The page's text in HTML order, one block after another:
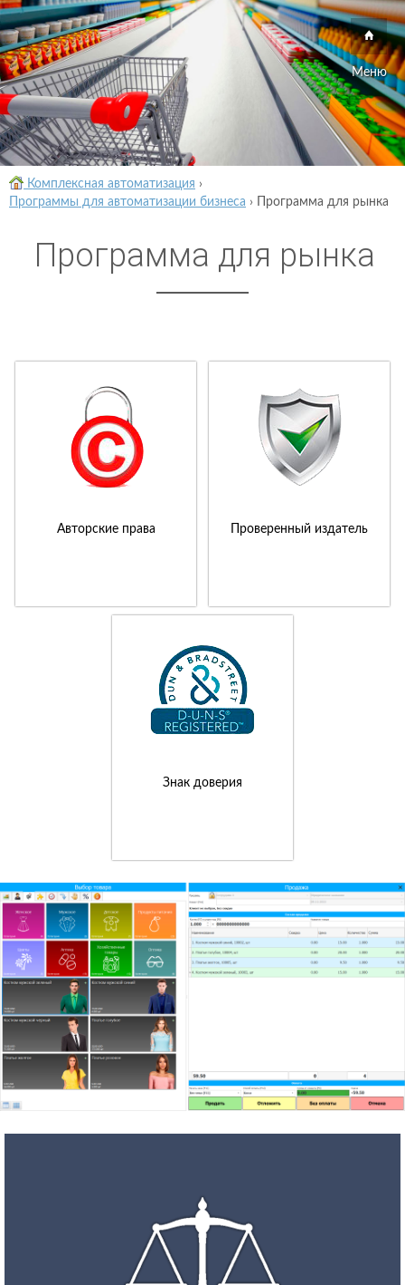
Меню
Комплексная автоматизация ›
Программы для автоматизации бизнеса › Программа для рынка
Программа для рынка
Авторские права Проверенный издатель
Знак доверия